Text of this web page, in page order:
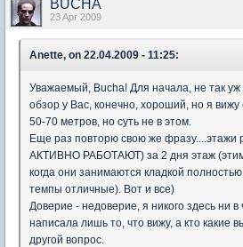
BUCHA
23 Apr 2009
Anette, on 22.04.2009 - 11:25:
Уважаемый, Bucha! Для начала, не так
обзор у Вас, конечно, хороший, но я вижу
50-70 метров, но суть не в этом.
Еще раз повторю свою же фразу....этажи
АКТИВНО РАБОТАЮТ) за 2 дня этаж (этим
когда они занимаются кладкой
темпы отличные). Вот и все)
Доверие - недоверие, я никого здесь ни
написала лишь то, что вижу, а кто какие
другой вопрос.